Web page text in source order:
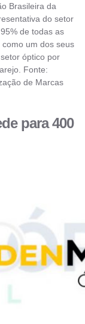
Brasileira da
do setor
de todas as
um dos seus
óptico por
Fonte:
de Marcas
para 400